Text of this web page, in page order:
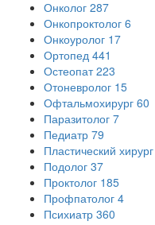
Онколог 287
Онкопроктолог 6
Онкоуролог 17
Ортопед 441
Остеопат 223
Отоневролог 15
Офтальмохирург 60
Паразитолог 7
Педиатр 79
Пластический хирург
Подолог 37
Проктолог 185
Профпатолог 4
Психиатр 360